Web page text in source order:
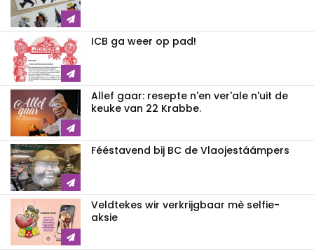
ICB ga weer op pad!
Allef gaar: resepte n'en ver'ale n'uit de
keuke van 22 Krabbe.
Fééstavend bij BC de Vlaojestáámpers
Veldtekes wir verkrijgbaar mè selfie-
aksie